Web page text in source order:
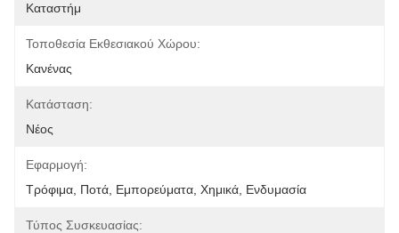
Καταστήμ
Τοποθεσία Εκθεσιακού Χώρου:
Κανένας
Κατάσταση:
Νέος
Εφαρμογή:
Τρόφιμα, Ποτά, Εμπορεύματα, Χημικά, Ενδυμασία
Τύπος Συσκευασίας: